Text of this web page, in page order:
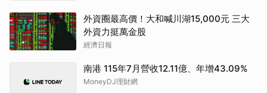
外資圈最高價！大和喊川湖15,000元 三大
外資力挺萬金股
經濟日報
南港 115年7月營收12.11億、年增43.09%
MoneyDJ理財網